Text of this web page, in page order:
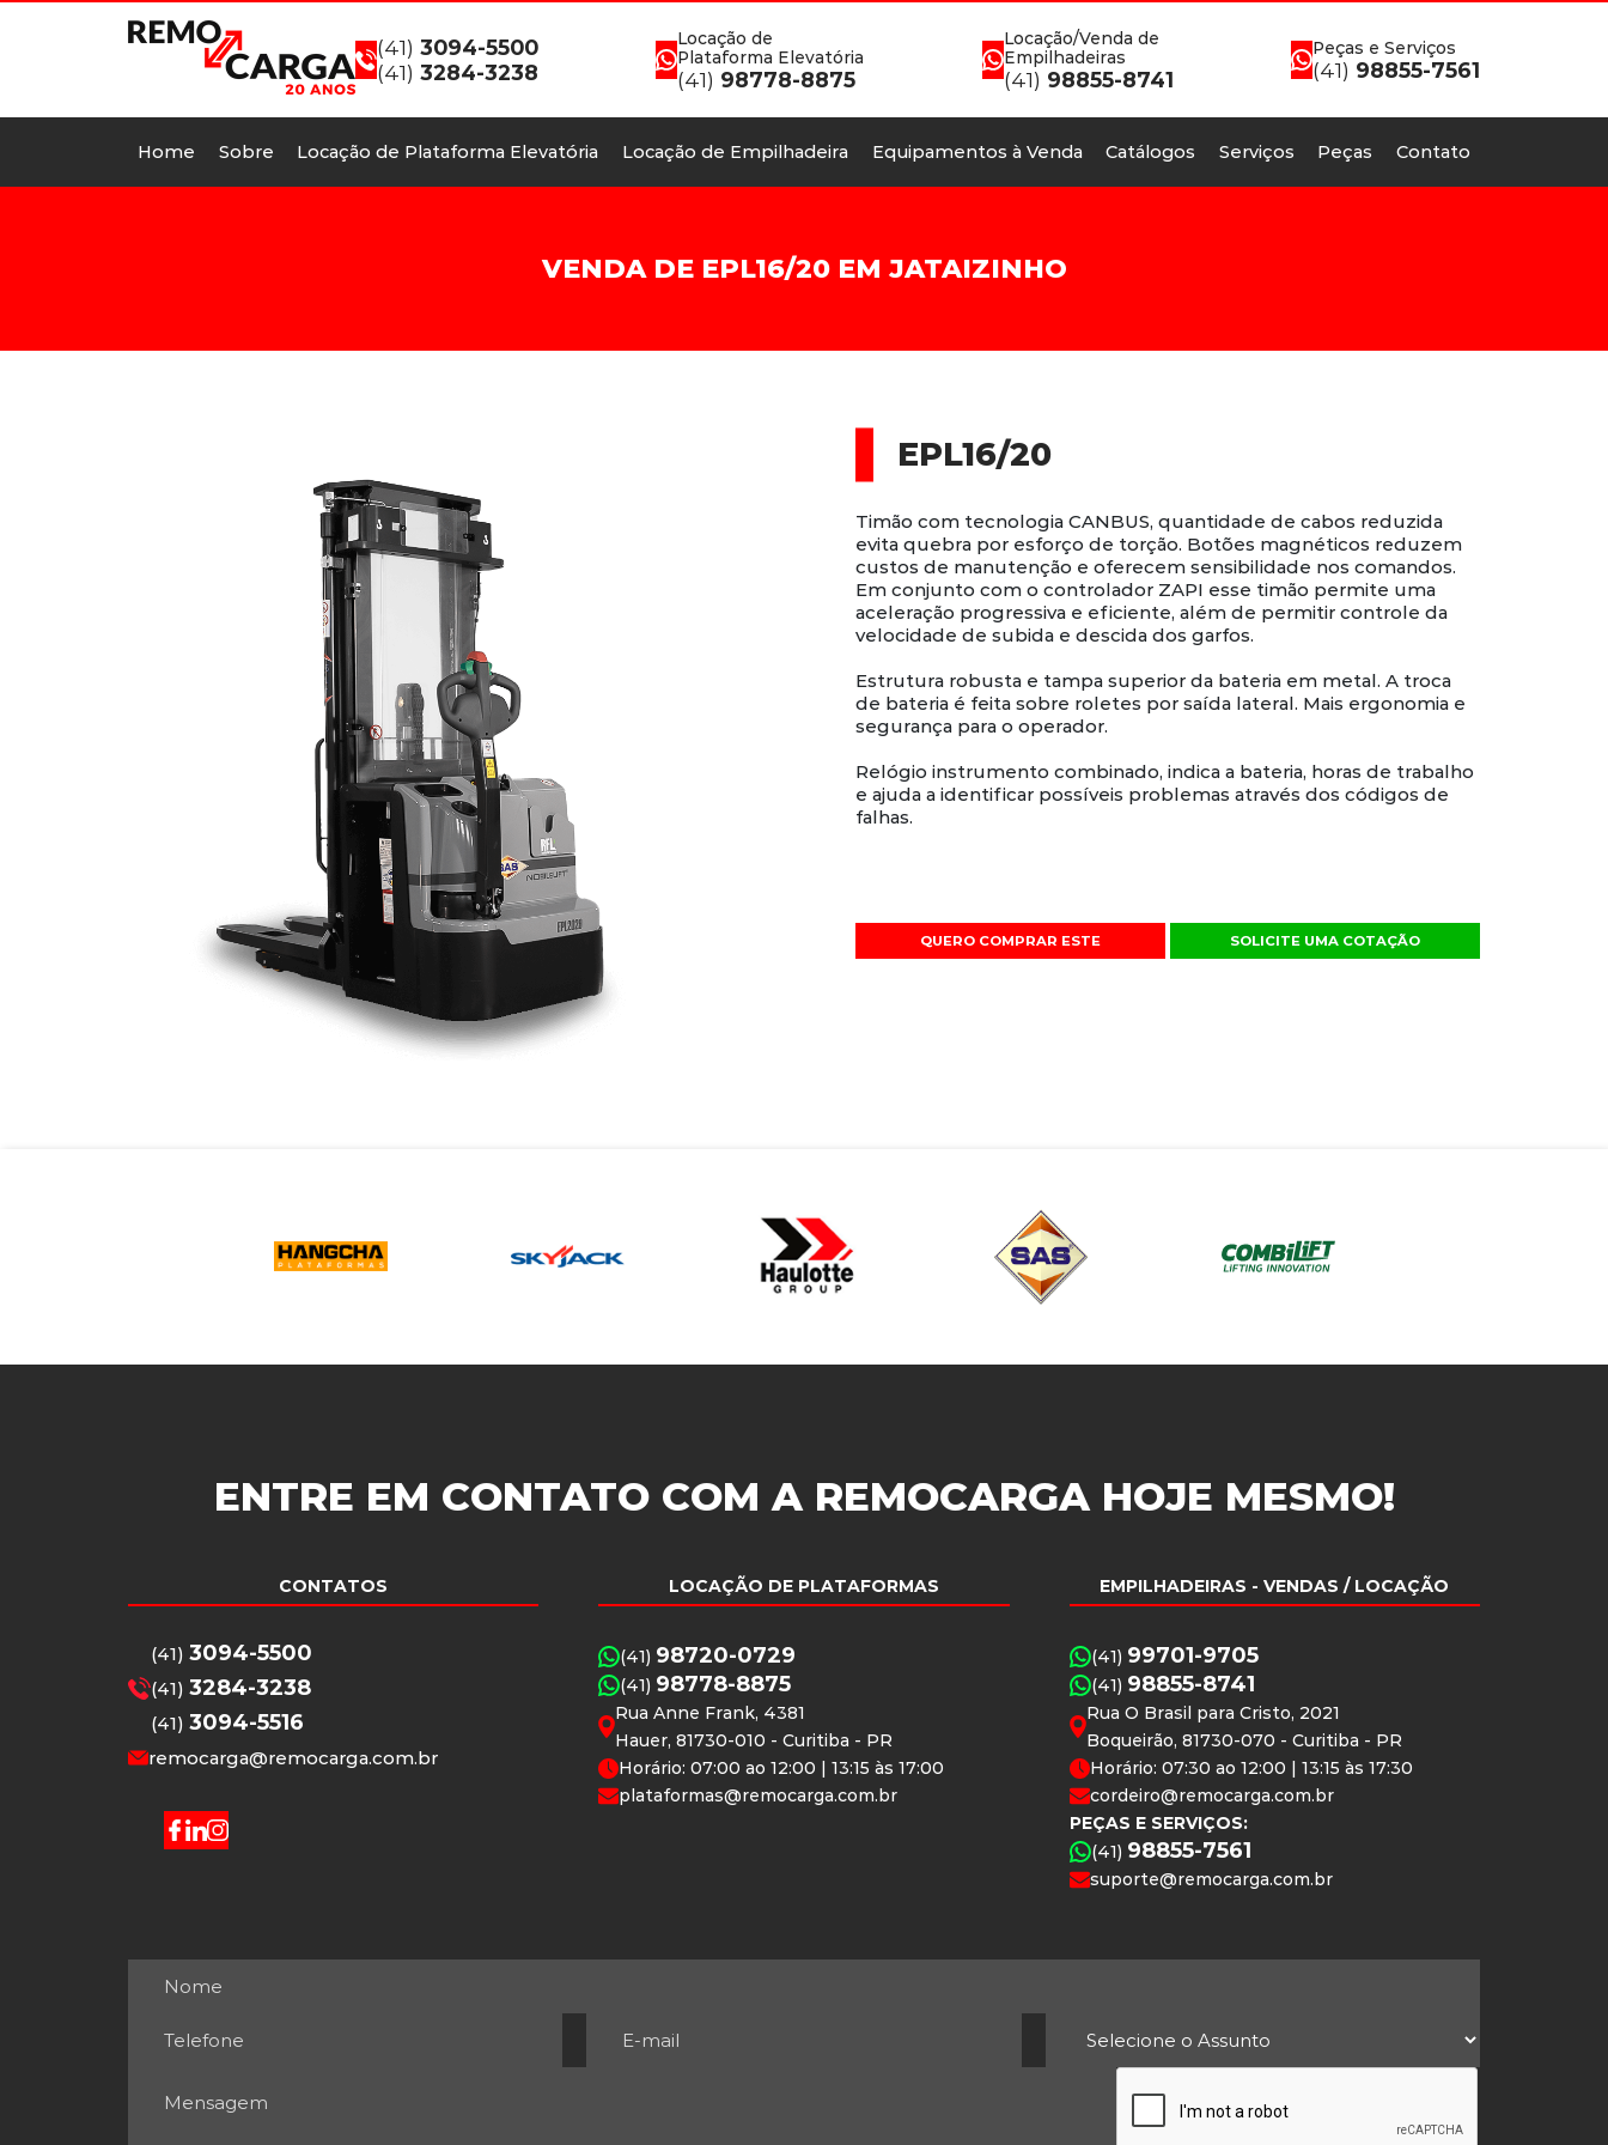
(41) 3094-5500
(41) 3284-3238
Locação de
Plataforma Elevatória
(41) 98778-8875
Locação/Venda de
Empilhadeiras
(41) 98855-8741
Peças e Serviços
(41) 98855-7561
Home Sobre Locação de Plataforma Elevatória Locação de Empilhadeira Equipamentos à Venda Catálogos Serviços Peças Contato
VENDA DE EPL16/20 EM JATAIZINHO
EPL16/20
Timão com tecnologia CANBUS, quantidade de cabos reduzida
evita quebra por esforço de torção. Botões magnéticos reduzem
custos de manutenção e oferecem sensibilidade nos comandos.
Em conjunto com o controlador ZAPI esse timão permite uma
aceleração progressiva e eficiente, além de permitir controle da
velocidade de subida e descida dos garfos.
Estrutura robusta e tampa superior da bateria em metal. A troca
de bateria é feita sobre roletes por saída lateral. Mais ergonomia e
segurança para o operador.
Relógio instrumento combinado, indica a bateria, horas de trabalho
e ajuda a identificar possíveis problemas através dos códigos de
falhas.
QUERO COMPRAR ESTE SOLICITE UMA COTAÇÃO
ENTRE EM CONTATO COM A REMOCARGA HOJE MESMO!
CONTATOS
(41) 3094-5500
(41) 3284-3238
(41) 3094-5516
remocarga@remocarga.com.br
LOCAÇÃO DE PLATAFORMAS
(41) 98720-0729
(41) 98778-8875
Rua Anne Frank, 4381
Hauer, 81730-010 - Curitiba - PR
Horário: 07:00 ao 12:00 | 13:15 às 17:00
plataformas@remocarga.com.br
EMPILHADEIRAS - VENDAS / LOCAÇÃO
(41) 99701-9705
(41) 98855-8741
Rua O Brasil para Cristo, 2021
Boqueirão, 81730-070 - Curitiba - PR
Horário: 07:30 ao 12:00 | 13:15 às 17:30
cordeiro@remocarga.com.br
PEÇAS E SERVIÇOS:
(41) 98855-7561
suporte@remocarga.com.br